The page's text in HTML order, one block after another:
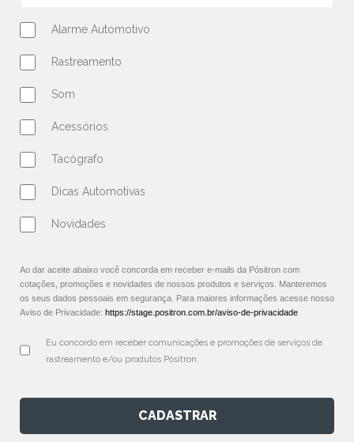
Alarme Automotivo
Rastreamento
Som
Acessórios
Tacógrafo
Dicas Automotivas
Novidades
Ao dar aceite abaixo você concorda em receber e-mails da Pósitron com
cotações, promoções e novidades de nossos produtos e serviços. Manteremos
os seus dados pessoais em segurança. Para maiores informações acesse nosso
Aviso de Privacidade: https://stage.positron.com.br/aviso-de-privacidade
Eu concordo em receber comunicações e promoções de serviços de
rastreamento e/ou produtos Pósitron.
CADASTRAR